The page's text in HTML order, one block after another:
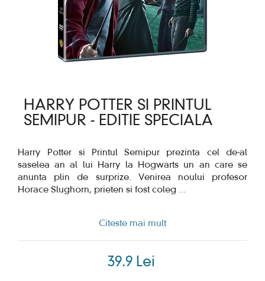
HARRY POTTER SI PRINTUL
SEMIPUR - EDITIE SPECIALA
Harry Potter si Printul Semipur prezinta cel de-al
saselea an al lui Harry la Hogwarts un an care se
anunta plin de surprize. Venirea noului profesor
Horace Slughorn, prieten si fost coleg ...
Citeste mai mult
39.9 Lei